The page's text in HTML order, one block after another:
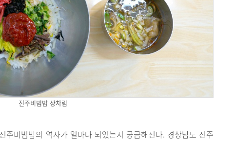
진주비빔밥 상차림
주비빔밥의 역사가 얼마나 되었는지 궁금해진다. 경상남도 진주